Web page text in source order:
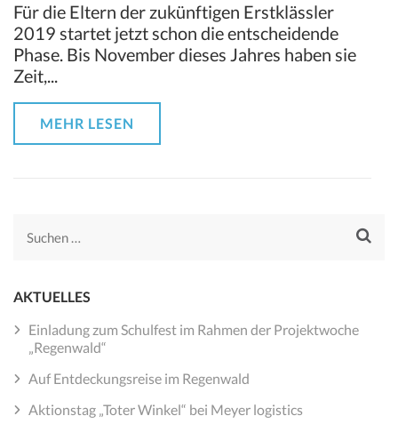
Für die Eltern der zukünftigen Erstklässler
2019 startet jetzt schon die entscheidende
Phase. Bis November dieses Jahres haben sie
Zeit,...
MEHR LESEN
Suchen
AKTUELLES
Einladung zum Schulfest im Rahmen der Projektwoche
„Regenwald“
Auf Entdeckungsreise im Regenwald
Aktionstag „Toter Winkel“ bei Meyer logistics